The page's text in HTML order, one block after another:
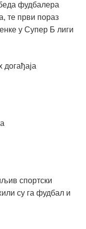
фудбалера
те први пораз
у Супер Б лиги
догађаја
спортски
су га фудбал и